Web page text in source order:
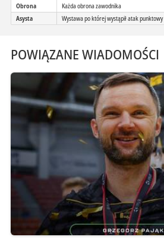
Obrona
Każda obrona zawodnika
Asysta
Wystawa po której wystąpił atak punktowy
POWIĄZANE WIADOMOŚCI